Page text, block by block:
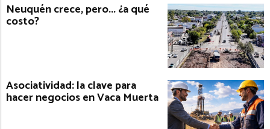
Neuquén crece, pero... ¿a qué
costo?
Asociatividad: la clave para
hacer negocios en Vaca Muerta